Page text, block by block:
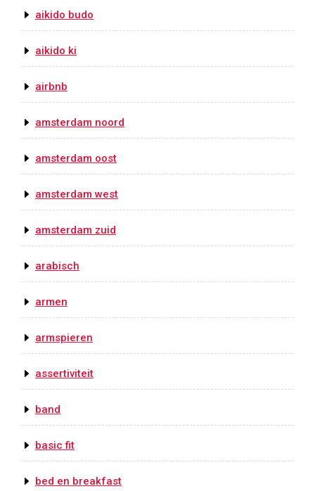
aikido budo
aikido ki
airbnb
amsterdam noord
amsterdam oost
amsterdam west
amsterdam zuid
arabisch
armen
armspieren
assertiviteit
band
basic fit
bed en breakfast